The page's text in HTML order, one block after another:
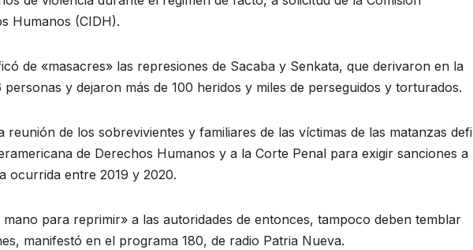
Humanos (CIDH).
de «masacres» las represiones de Sacaba y Senkata, que derivaron en la
y dejaron más de 100 heridos y miles de perseguidos y torturados.
reunión de los sobrevivientes y familiares de las víctimas de las matanzas
de Derechos Humanos y a la Corte Penal para exigir sanciones a
ocurrida entre 2019 y 2020.
para reprimir» a las autoridades de entonces, tampoco deben temblar
manifestó en el programa 180, de radio Patria Nueva.